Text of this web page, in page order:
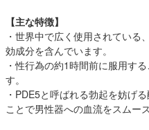
【主な特徴】
・世界中で広く使用されている
効成分を含んでいます。
・性行為の約1時間前に服用す
す。
・PDE5と呼ばれる勃起を妨げ
ことで男性器への血流をスムー